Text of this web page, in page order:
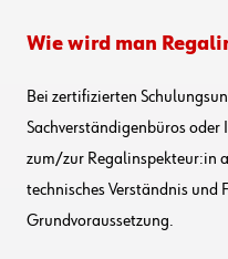
Wie wird man
Bei zertifizierten
Sachverständigenbüros oder
zum/zur Regalinspekteur:in
technisches Verständnis und
Grundvoraussetzung.